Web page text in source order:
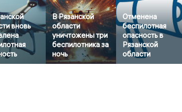
вновь
В Рязанской
области
уничтожены три
беспилотника за
ночь
Отменена
беспилотная
опасность в
Рязанской
области